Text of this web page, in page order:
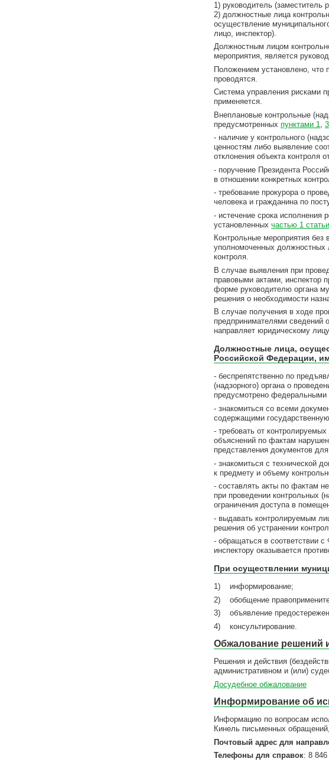
1) руководитель (заместитель
2) должностные лица
осуществление
лицо, инспектор).
Должностным лицом
мероприятия, является
Положением установлено, что
проводятся.
Система управления рисками
применяется.
Внеплановые контрольные
предусмотренных пунктами 1 3
- наличие у контрольного
ценностям либо выявление
отклонения объекта контроля
- поручение Президента
в отношении конкретных
- требование прокурора о
человека и гражданина по
- истечение срока исполнения
установленных частью 1
Контрольные мероприятия без
уполномоченных должностных
контроля.
В случае выявления при
правовыми актами, инспектор
форме руководителю органа
решения о необходимости
В случае получения в ходе
предпринимателями сведений
направляет юридическому
Должностные лица,
Российской Федерации,
- беспрепятственно по
(надзорного) органа о
предусмотрено федеральными
- знакомиться со всеми
содержащими
- требовать от
объяснений по фактам
представления документов
- знакомиться с технической
к предмету и объему
- составлять акты по фактам
при проведении контрольных
ограничения доступа в
- выдавать контролируемым
решения об устранении
- обращаться в соответствии
инспектору оказывается
При осуществлении
1) информирование;
2) обобщение
3) объявление
4) консультирование.
Обжалование решений
Решения и действия
административном и (или)
Досудебное обжалование
Информирование об
Информацию по вопросам
Кинель письменных
Почтовый адрес для
Телефоны для справок: 8